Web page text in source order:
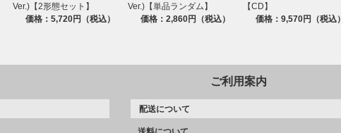
Ver.)【2形態セット】
価格：5,720円（税込）
Ver.)【単品ランダム】
価格：2,860円（税込）
【CD】
価格：9,570円（税込）
ご利用案内
配送について